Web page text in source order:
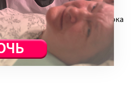
прачечной при
на Ижорской улице — пока
там могут предложить, а
что казенным
приспосабливаться к